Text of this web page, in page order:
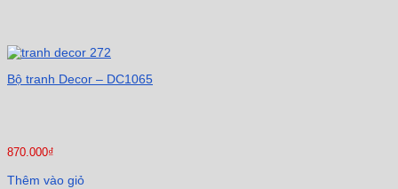
Bộ tranh Decor – DC1065
870.000₫
Thêm vào giỏ